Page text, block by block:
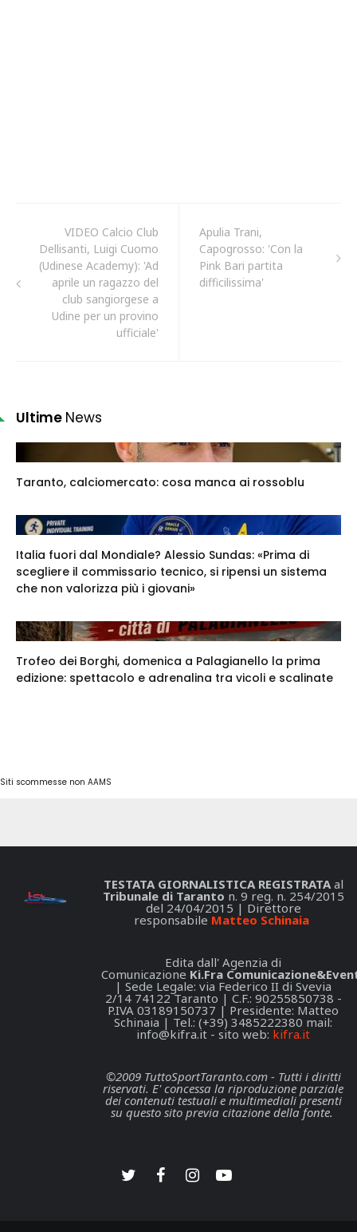
VIDEO Calcio Club
Dellisanti, Luigi Cuomo
(Udinese Academy): 'Ad
aprile un ragazzo del
club sangiorgese a
Udine per un provino
ufficiale'
Apulia Trani,
Capogrosso: 'Con la
Pink Bari partita
difficilissima'
Ultime News
Taranto, calciomercato: cosa manca ai rossoblu
Italia fuori dal Mondiale? Alessio Sundas: «Prima di
scegliere il commissario tecnico, si ripensi un sistema
che non valorizza più i giovani»
Trofeo dei Borghi, domenica a Palagianello la prima
edizione: spettacolo e adrenalina tra vicoli e scalinate
Siti scommesse non AAMS
TESTATA GIORNALISTICA REGISTRATAal
Tribunale di Taranto n. 9 reg. n. 254/2015
del 24/04/2015 | Direttore
responsabile Matteo Schinaia
Edita dall' Agenzia di
Comunicazione Ki.Fra
| Sede Legale: via Federico II di Svevia
2/14 74122 Taranto | C.F.: 90255850738 -
P.IVA 03189150737 | Presidente: Matteo
Schinaia | Tel.: (+39) 3485222380 mail:
info@kifra.it - sito web: kifra.it
©2009 TuttoSportTaranto.com - Tutti i diritti
riservati. E' concessa la riproduzione parziale
dei contenuti testuali e multimediali presenti
su questo sito previa citazione della fonte.